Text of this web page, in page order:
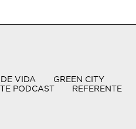
VIDA
GREEN CITY
PODCAST REFERENTE